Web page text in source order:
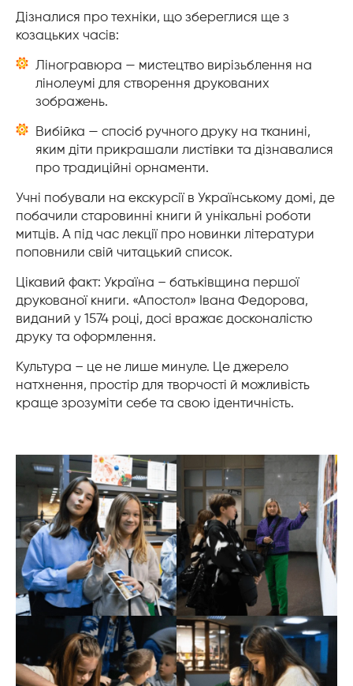
Дізналися про техніки, що збереглися ще з
козацьких часів:
Ліногравюра — мистецтво вирізьблення на
лінолеумі для створення друкованих
зображень.
Вибійка — спосіб ручного друку на тканині,
яким діти прикрашали листівки та дізнавалися
про традиційні орнаменти.
Учні побували на екскурсії в Українському домі, де
побачили старовинні книги й унікальні роботи
митців. А під час лекції про новинки літератури
поповнили свій читацький список.
Цікавий факт: Україна – батьківщина першої
друкованої книги. «Апостол» Івана Федорова,
виданий у 1574 році, досі вражає досконалістю
друку та оформлення.
Культура – це не лише минуле. Це джерело
натхнення, простір для творчості й можливість
краще зрозуміти себе та свою ідентичність.